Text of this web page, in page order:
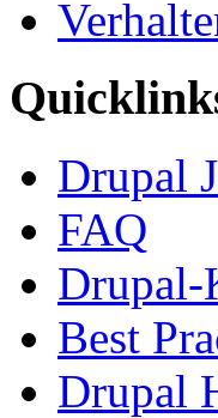
Drupal
FAQ
Drupal-
Best
Drupal